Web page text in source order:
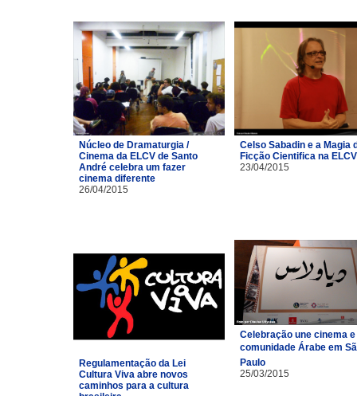
Núcleo de Dramaturgia /
Cinema da ELCV de Santo
André celebra um fazer
cinema diferente
26/04/2015
Celso Sabadin e a Magia
Ficção Cientifica na ELCV
23/04/2015
Regulamentação da Lei
Cultura Viva abre novos
caminhos para a cultura
Celebração une cinema e
comunidade Árabe em
Paulo
25/03/2015